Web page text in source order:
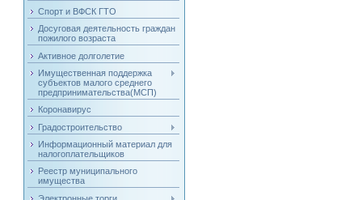
Спорт и ВФСК ГТО
Досуговая деятельность граждан
пожилого возраста
Активное долголетие
Имущественная поддержка
субъектов малого среднего
предпринимательства(МСП)
Коронавирус
Градостроительство
Информационный материал для
налогоплательщиков
Реестр муниципального
имущества